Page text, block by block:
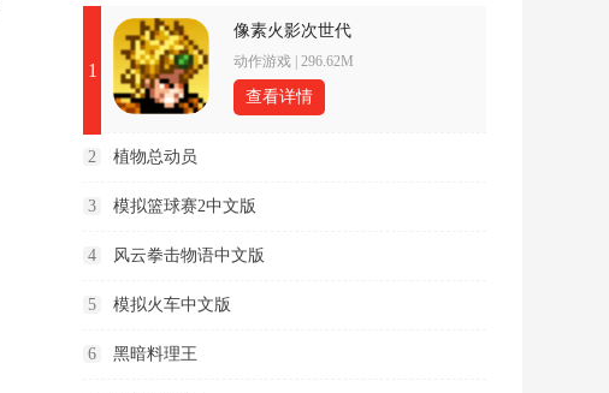
1
像素火影次世代
动作游戏 296.62M
查看详情
2 植物总动员
3 模拟篮球赛2中文版
4 风云拳击物语中文版
5 模拟火车中文版
6 黑暗料理王